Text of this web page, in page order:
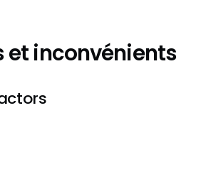
et inconvénients